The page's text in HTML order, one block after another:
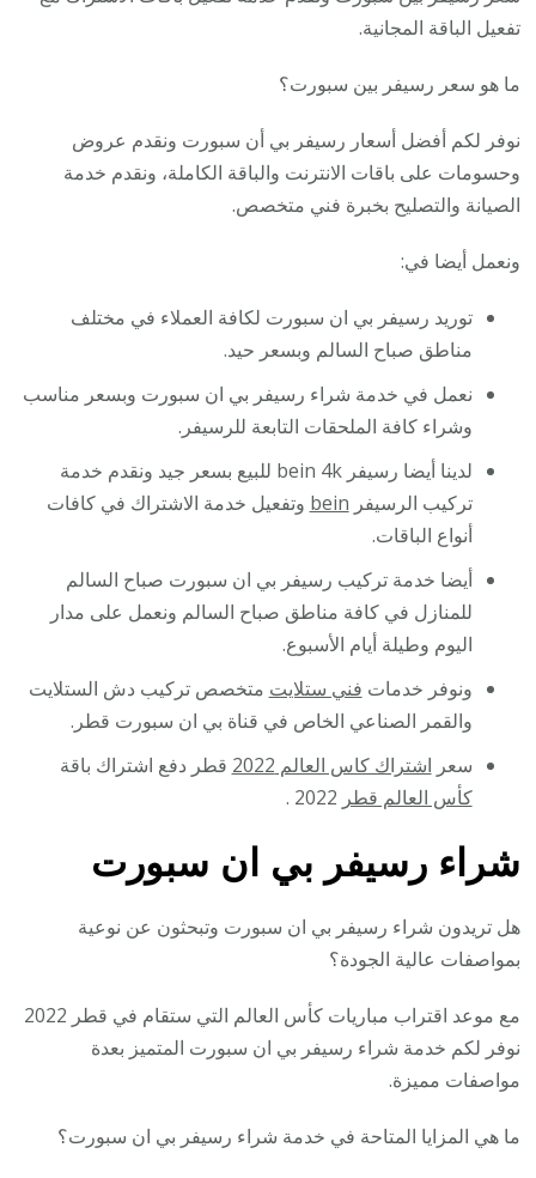
تفعيل الباقة المجانية.
ما هو سعر رسيفر بين سبورت؟
نوفر لكم أفضل أسعار رسيفر بي أن سبورت ونقدم عروض
وحسومات على باقات الانترنت والباقة الكاملة، ونقدم خدمة
الصيانة والتصليح بخبرة فني متخصص.
ونعمل أيضا في:
توريد رسيفر بي ان سبورت لكافة العملاء في مختلف
مناطق صباح السالم وبسعر حيد.
نعمل في خدمة شراء رسيفر بي ان سبورت وبسعر مناسب
وشراء كافة الملحقات التابعة للرسيفر.
لدينا أيضا رسيفر bein 4k للبيع بسعر جيد ونقدم خدمة
تركيب الرسيفر bein وتفعيل خدمة الاشتراك في كافات
أنواع الباقات.
أيضا خدمة تركيب رسيفر بي ان سبورت صباح السالم
للمنازل في كافة مناطق صباح السالم ونعمل على مدار
اليوم وطيلة أيام الأسبوع.
ونوفر خدمات فني ستلايت متخصص تركيب دش الستلايت
والقمر الصناعي الخاص في قناة بي ان سبورت قطر.
سعر اشتراك كاس العالم 2022
قطر دفع اشتراك باقة
كأس العالم قطر
شراء رسيفر بي ان سبورت
هل تريدون شراء رسيفر بي ان سبورت وتبحثون عن نوعية
بمواصفات عالية الجودة؟
مع موعد اقتراب مباريات كأس العالم التي ستقام في قطر 2022
نوفر لكم خدمة شراء رسيفر بي ان سبورت المتميز بعدة
مواصفات مميزة.
ما هي المزايا المتاحة في خدمة شراء رسيفر بي ان سبورت؟